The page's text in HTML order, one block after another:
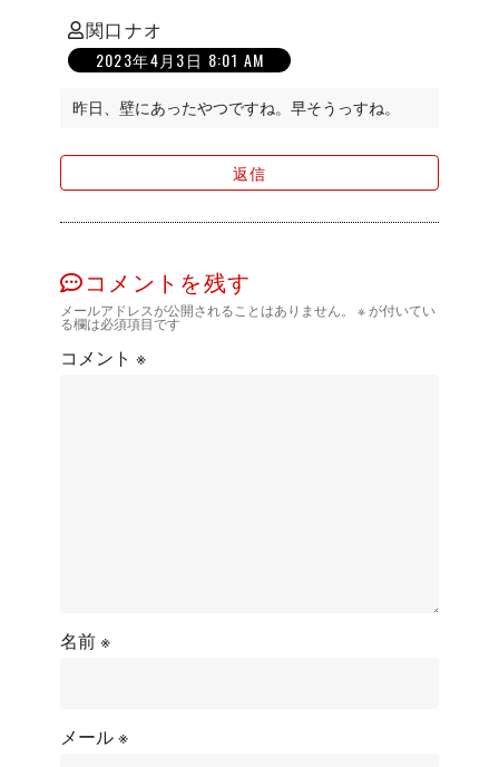
関口ナオ
の
発 2023年4月3日 8:01 AM
昨日、壁にあったやつですね。早そうっすね。
返信
コメントを残す
メールアドレスが公開されることはありません。 ※が付いてい
る欄は必須項目です
コメント※
名前※
メール※